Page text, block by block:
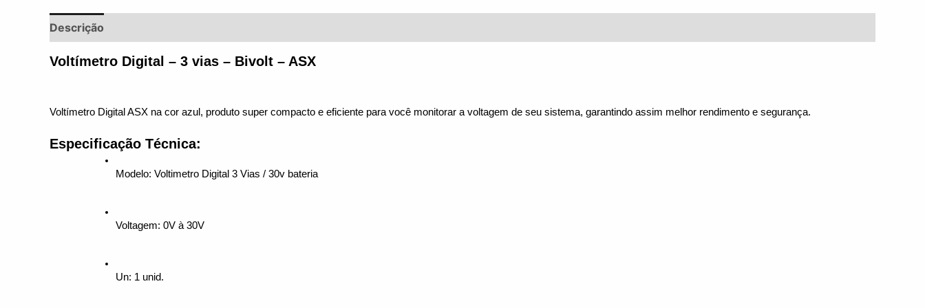
Descrição
Voltímetro Digital – 3 vias – Bivolt – ASX
Voltímetro Digital ASX na cor azul, produto super compacto e eficiente para você monitorar a voltagem de seu sistema, garantindo assim melhor rendimento e segurança.
Especificação Técnica:
Modelo: Voltimetro Digital 3 Vias / 30v bateria
Voltagem: 0V à 30V
Un: 1 unid.